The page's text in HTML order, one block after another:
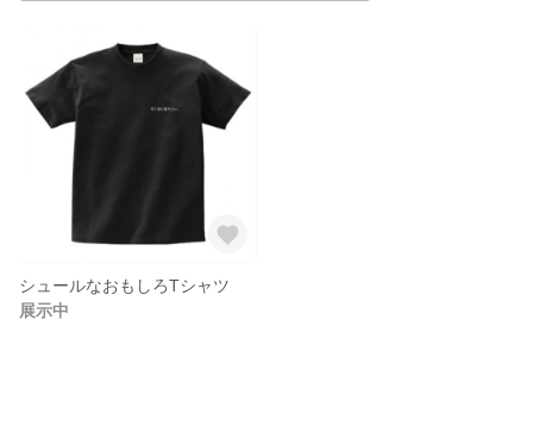
シュールなおもしろTシャツ
展示中